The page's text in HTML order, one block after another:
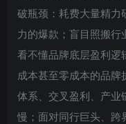
破瓶颈：耗费大量精力
力的爆款；盲目照搬行
看不懂品牌底层盈利逻
成本甚至零成本的品
体系、交叉盈利、产业
慢；面对同行巨头、跨